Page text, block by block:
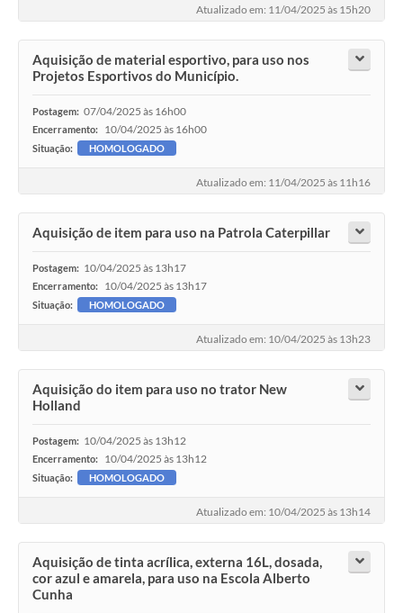
Atualizado em: 11/04/2025 às 15h20
Aquisição de material esportivo, para uso nos
Projetos Esportivos do Município.
Postagem: 07/04/2025 às 16h00
Encerramento: 10/04/2025 às 16h00
Situação: HOMOLOGADO
Atualizado em: 11/04/2025 às 11h16
Aquisição de item para uso na Patrola Caterpillar
Postagem: 10/04/2025 às 13h17
Encerramento: 10/04/2025 às 13h17
Situação: HOMOLOGADO
Atualizado em: 10/04/2025 às 13h23
Aquisição do item para uso no trator New
Holland
Postagem: 10/04/2025 às 13h12
Encerramento: 10/04/2025 às 13h12
Situação: HOMOLOGADO
Atualizado em: 10/04/2025 às 13h14
Aquisição de tinta acrílica, externa 16L, dosada,
cor azul e amarela, para uso na Escola Alberto
Cunha